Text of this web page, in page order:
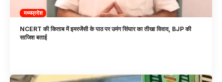
मध्यप्रदेश
NCERT की किताब में इमरजेंसी के पाठ पर उमंग सिंघार का तीखा विवाद, BJP की
साजिश बताई